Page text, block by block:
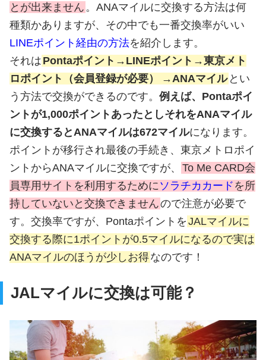
とが出来ません 。ANAマイルに交換する方法は何
種類かありますが、その中でも一番交換率がいい
LINEポイント経由の方法を紹介します。
それは Pontaポイント→LINEポイント→東京メト
ロポイント（会員登録が必要）
→ANAマイル とい
う方法で交換ができるのです。 例えば、Pontaポイ
ントが1,000ポイントあったとしそれをANAマイル
に交換するとANAマイルは672マイルになります。
ポイントが移行され最後の手続き、東京メトロポイ
ントからANAマイルに交換ですが、
To Me CARD会
員専用サイトを利用するために ソラチカカード を所
持していないと交換できませんので注意が必要で
す。交換率ですが、Pontaポイントを JALマイルに
交換する際に1ポイントが0.5マイルになるので実は
ANAマイルのほうが少しお得なのです！
JALマイルに交換は可能？